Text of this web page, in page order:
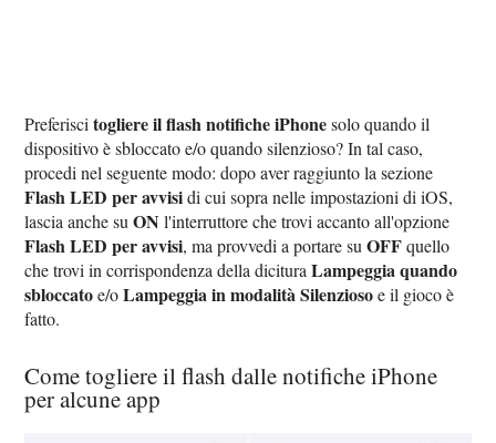
Preferiscitogliere il flash notifiche iPhonesolo quando il
dispositivo è sbloccato e/o quando silenzioso? In tal caso,
procedi nel seguente modo: dopo aver raggiunto la sezione
Flash LED per avvisidi cui sopra nelle impostazioni di iOS,
lascia anche suON l'interruttore che trovi accanto all'opzione
Flash LED per avvisi, ma provvedi a portare suOFFquello
che trovi in corrispondenza della dicituraLampeggia quando
sbloccatoe/oLampeggia in modalità Silenziosoe il gioco è
fatto.
Come togliere il flash dalle notifiche iPhone
per alcune app